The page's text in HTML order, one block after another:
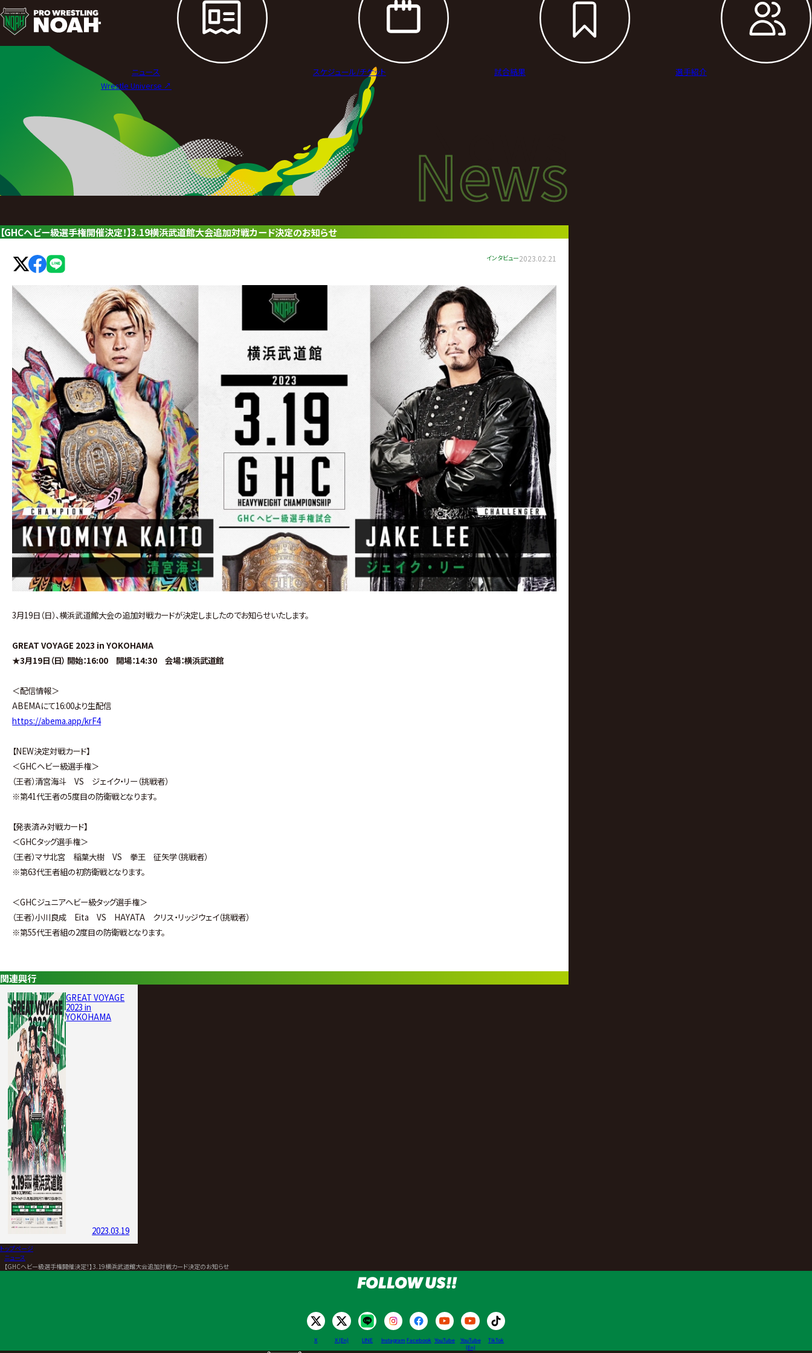
ニ
ュ
レ
ス
リ
グ・
ノ
式
サ
イ
ト
ニュース スケジュール/チケット 試合結果
選手紹介
Wrestle Universe ↗︎
Newsニュース
News
【GHCヘビー級選手権開催決定！】3.19横浜武道館大会追加対戦カード決定のお知らせ
インタビュー2023.02.21
3月19日（日）、横浜武道館大会の追加対戦カードが決定しましたのでお知らせいたします。
GREAT VOYAGE 2023 in YOKOHAMA
★3月19日（日） 開始：16:00 開場：14:30 会場：横浜武道館
＜配信情報＞
ABEMAにて16:00より生配信
https://abema.app/krF4
【NEW決定対戦カード】
＜GHCヘビー級選手権＞
（王者）清宮海斗 VS ジェイク・リー（挑戦者）
※第41代王者の5度目の防衛戦となります。
【発表済み対戦カード】
＜GHCタッグ選手権＞
（王者）マサ北宮 稲葉大樹 VS 拳王 征矢学（挑戦者）
※第63代王者組の初防衛戦となります。
＜GHCジュニアヘビー級タッグ選手権＞
（王者）小川良成 Eita VS HAYATA クリス・リッジウェイ（挑戦者）
※第55代王者組の2度目の防衛戦となります。
関連興行
GREAT VOYAGE
2023 in
YOKOHAMA
2023.03.19
トップページ
ニュース
【GHCヘビー級選手権開催決定！】3.19横浜武道館大会追加対戦カード決定のお知らせ
FOLLOW US!!
X X (En) LINE Instagram Facebook YouTube
YouTube
(En)
TikTok